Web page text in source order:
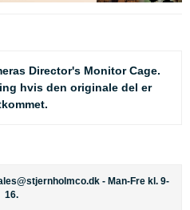
Director's Monitor Cage.
hvis den originale del er
- Man-Fre kl. 9-
16.